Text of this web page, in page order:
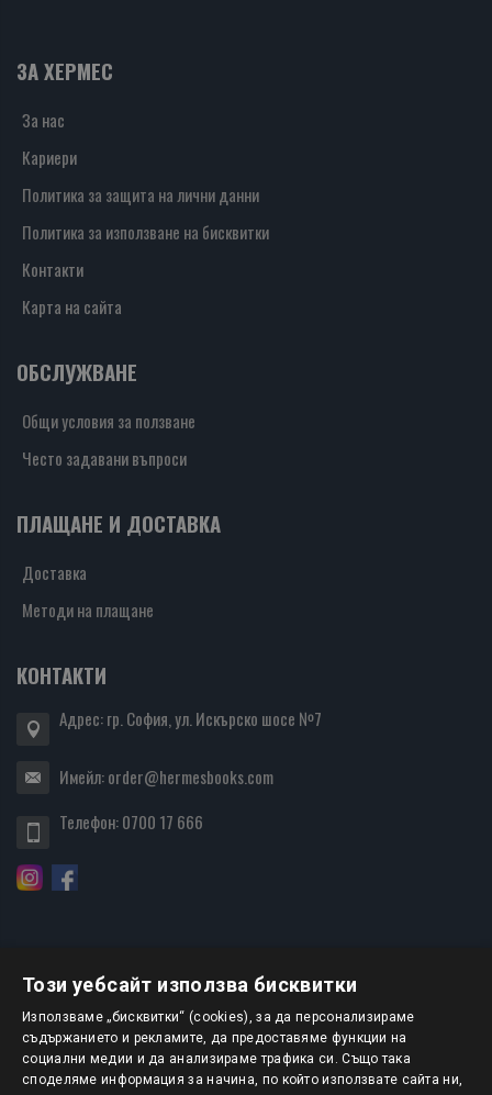
ЗА ХЕРМЕС
За нас
Кариери
Политика за защита на лични данни
Политика за използване на бисквитки
Контакти
Карта на сайта
ОБСЛУЖВАНЕ
Общи условия за ползване
Често задавани въпроси
ПЛАЩАНЕ И ДОСТАВКА
Доставка
Методи на плащане
КОНТАКТИ
Адрес: гр. София, ул. Искърско шосе №7
Имейл:order@hermesbooks.com
Телефон:0700 17 666
БЮЛЕТИН
АБОНИРАНЕ
Този уебсайт използва бисквитки
Използваме „бисквитки“ (cookies), за да персонализираме
съдържанието и рекламите, да предоставяме функции на
социални медии и да анализираме трафика си. Също така
споделяме информация за начина, по който използвате сайта ни,